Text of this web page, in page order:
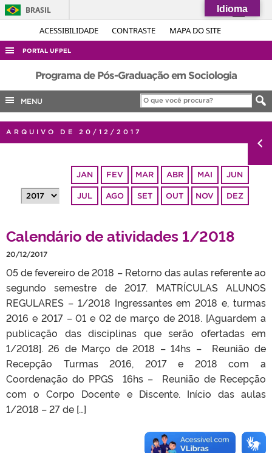
ACESSIBILIDADE CONTRASTE MAPA DO SITE
BRASIL
Simplifique!
Acesso à informação
Legislação
Canais
PORTAL UFPEL
ACESSO À INFORMAÇÃO
AUDITORIA
COBALTO
CONCURSOS
OUVIDORIA
TELEFONES
Programa de Pós-Graduação em Sociologia
MENU
ARQUIVO DE 20/12/2017
JAN FEV MAR ABR MAI JUN
JUL AGO SET OUT NOV DEZ
Calendário de atividades 1/2018
20/12/2017
05 de fevereiro de 2018 – Retorno das aulas referente ao
segundo semestre de 2017. MATRÍCULAS ALUNOS
REGULARES – 1/2018 Ingressantes em 2018 e, turmas
2016 e 2017 – 01 e 02 de março de 2018. [Aguardem a
publicação das disciplinas que serão ofertadas em
1/2018]. 26 de Março de 2018 – 14hs – Reunião de
Recepção Turmas 2016, 2017 e 2018 com a
Coordenação do PPGS 16hs – Reunião de Recepção
com o Corpo Docente e Discente. Início das aulas
1/2018 – 27 de […]
Idioma